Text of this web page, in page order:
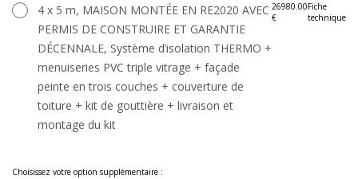
4 x 5 m, MAISON MONTÉE EN RE2020 AVEC
PERMIS DE CONSTRUIRE ET GARANTIE
DÉCENNALE, Système d’isolation THERMO +
menuiseries PVC triple vitrage + façade
peinte en trois couches + couverture de
toiture + kit de gouttière + livraison et
montage du kit
26980.00
€
Fiche
technique
Choisissez votre option supplémentaire :